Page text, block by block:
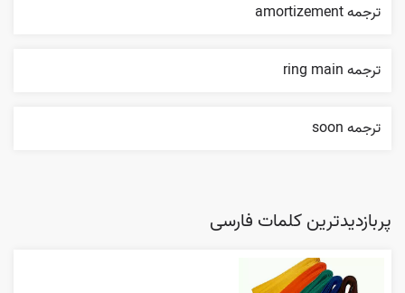
ترجمه amortizement
ترجمه ring main
ترجمه soon
پربازدیدترین کلمات فارسی